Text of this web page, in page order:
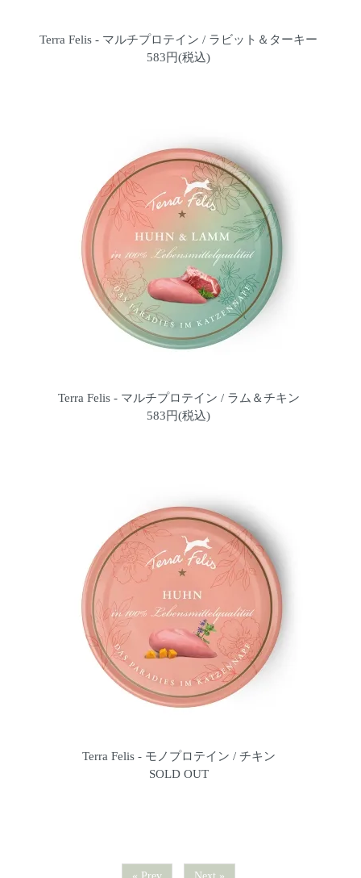
Terra Felis - マルチプロテイン / ラビット＆ターキー
583円(税込)
Terra Felis - マルチプロテイン / ラム＆チキン
583円(税込)
Terra Felis - モノプロテイン / チキン
SOLD OUT